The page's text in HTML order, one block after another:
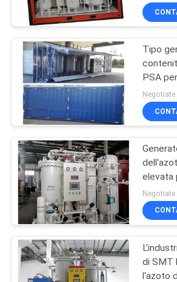
INFORMATIVA
SULLA
PRIVACY
Generatore
dell'azoto
membrana
Generatori
dell'idrogeno
Oil&Gas
Tipo
PSA
e la
Negotiate
elevata
Negotiate
di SMT
l'azoto